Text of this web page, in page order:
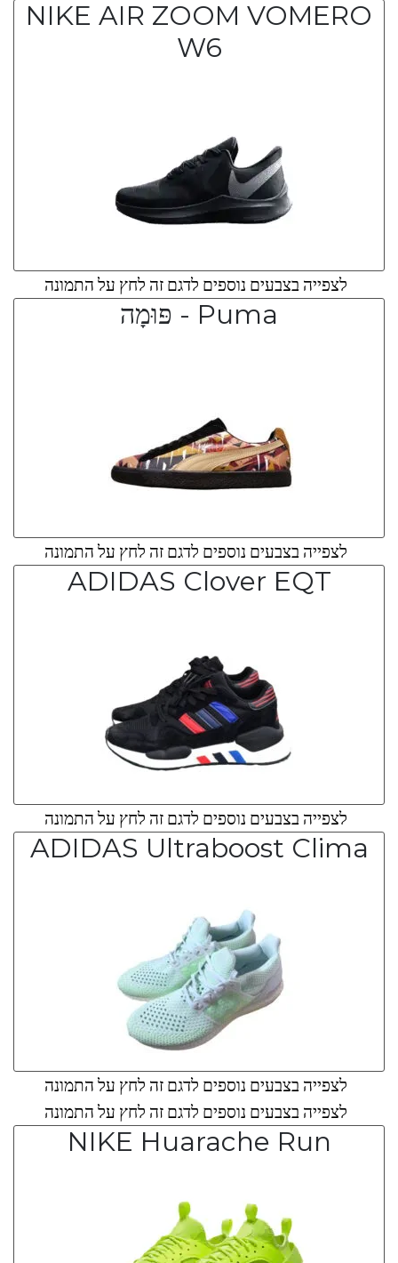
NIKE AIR ZOOM VOMERO
W6
לצפייה בצבעים נוספים לדגם זה לחץ על התמונה
Puma - פּוּמָה
לצפייה בצבעים נוספים לדגם זה לחץ על התמונה
ADIDAS Clover EQT
לצפייה בצבעים נוספים לדגם זה לחץ על התמונה
ADIDAS Ultraboost Clima
לצפייה בצבעים נוספים לדגם זה לחץ על התמונה
לצפייה בצבעים נוספים לדגם זה לחץ על התמונה
NIKE Huarache Run